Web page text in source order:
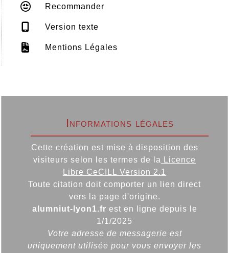
Recommander
Version texte
Mentions Légales
Informations légales
Cette création est mise à disposition des
visiteurs selon les termes de la
Licence
Libre CeCILL Version 2.1
Toute citation doit comporter un lien direct
vers la page d'origine.
alumniut-lyon1.fr est en ligne depuis le
1/1/2025
Votre adresse de messagerie est
uniquement utilisée pour vous envoyer les